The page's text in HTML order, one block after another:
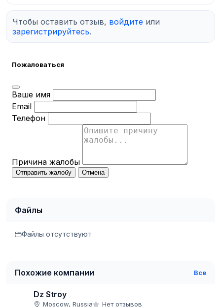
Чтобы оставить отзыв, войдите или
зарегистрируйтесь.
Пожаловаться
Ваше имя
Email
Телефон
Причина жалобы
Отправить жалобу Отмена
Файлы
Файлы отсутствуют
Похожие компании Все
Dz Stroy
Moscow, Russia
Нет отзывов